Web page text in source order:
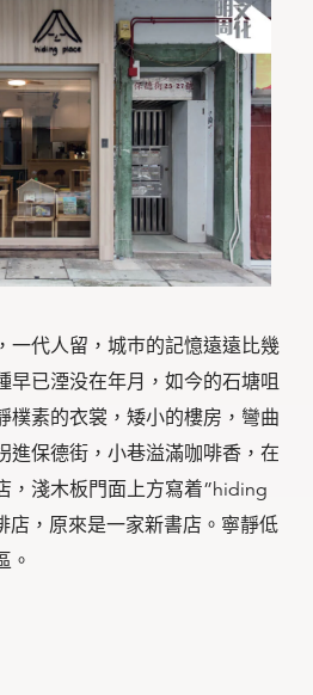
一代人留，城巿的記憶遠遠比幾
早已湮没在年月，如今的石塘咀
樸素的衣裳，矮小的樓房，彎曲
進保德街，小巷溢滿咖啡香，在
，淺木板門面上方寫着”hiding
店，原來是一家新書店。寧靜低
。